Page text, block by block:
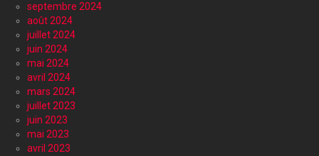
septembre 2024
août 2024
juillet 2024
juin 2024
mai 2024
avril 2024
mars 2024
juillet 2023
juin 2023
mai 2023
avril 2023